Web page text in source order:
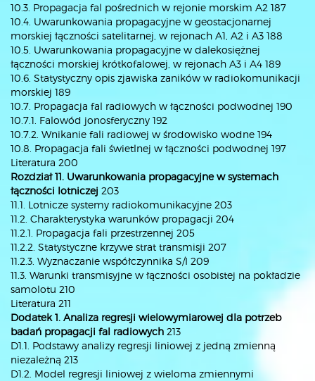
10.3. Propagacja fal pośrednich w rejonie morskim A2 187
10.4. Uwarunkowania propagacyjne w geostacjonarnej
morskiej łączności satelitarnej, w rejonach A1, A2 i A3 188
10.5. Uwarunkowania propagacyjne w dalekosiężnej
łączności morskiej krótkofalowej, w rejonach A3 i A4 189
10.6. Statystyczny opis zjawiska zaników w radiokomunikacji
morskiej 189
10.7. Propagacja fal radiowych w łączności podwodnej 190
10.7.1. Falowód jonosferyczny 192
10.7.2. Wnikanie fali radiowej w środowisko wodne 194
10.8. Propagacja fali świetlnej w łączności podwodnej 197
Literatura 200
Rozdział 11. Uwarunkowania propagacyjne w systemach
łączności lotniczej 203
11.1. Lotnicze systemy radiokomunikacyjne 203
11.2. Charakterystyka warunków propagacji 204
11.2.1. Propagacja fali przestrzennej 205
11.2.2. Statystyczne krzywe strat transmisji 207
11.2.3. Wyznaczanie współczynnika S/I 209
11.3. Warunki transmisyjne w łączności osobistej na pokładzie
samolotu 210
Literatura 211
Dodatek 1. Analiza regresji wielowymiarowej dla potrzeb
badań propagacji fal radiowych 213
D1.1. Podstawy analizy regresji liniowej z jedną zmienną
niezależną 213
D1.2. Model regresji liniowej z wieloma zmiennymi